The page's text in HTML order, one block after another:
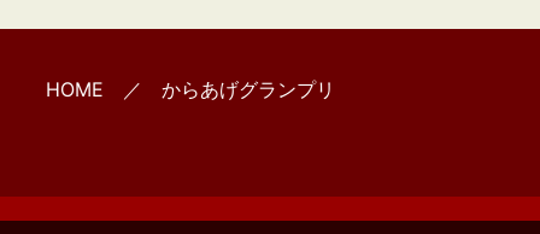
HOME ／ からあげグランプリ